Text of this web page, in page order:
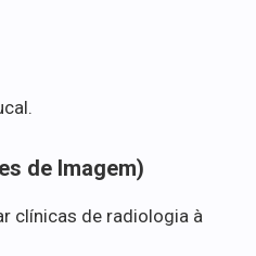
de Imagem)
clínicas de radiologia à